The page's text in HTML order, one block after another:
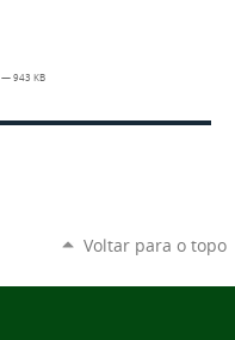
— 943 KB
Voltar para o topo